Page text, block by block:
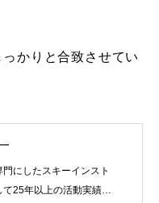
Movie
かりと合致させてい
門にしたスキーインスト
て25年以上の活動実績。